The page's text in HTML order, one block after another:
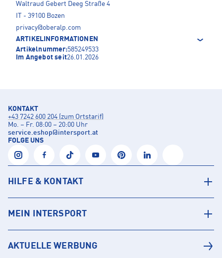
Waltraud Gebert Deeg Straße 4
IT - 39100 Bozen
privacy@oberalp.com
ARTIKELINFORMATIONEN
Artikelnummer:585249533
Im Angebot seit26.01.2026
KONTAKT
+43 7242 600 204 (zum Ortstarif)
Mo. – Fr. 08:00 – 20:00 Uhr
service.eshop@intersport.at
FOLGE UNS
HILFE & KONTAKT
MEIN INTERSPORT
AKTUELLE WERBUNG